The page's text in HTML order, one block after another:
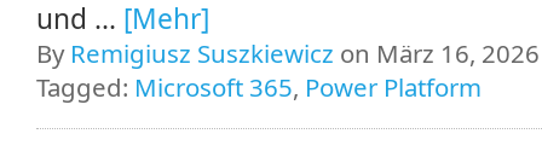
und ... [Mehr]
By Remigiusz Suszkiewicz on März 16,
Tagged: Microsoft 365, Power Platform